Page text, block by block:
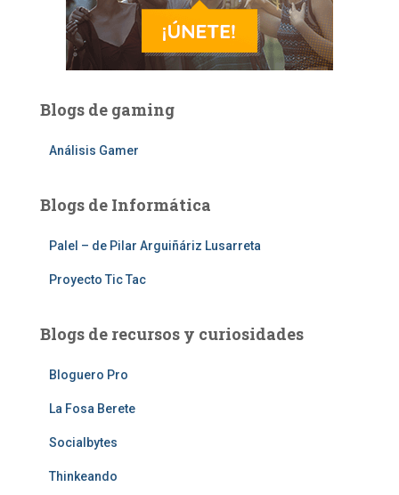
Blogs de gaming
Análisis Gamer
Blogs de Informática
Palel – de Pilar Arguiñáriz Lusarreta
Proyecto Tic Tac
Blogs de recursos y curiosidades
Bloguero Pro
La Fosa Berete
Socialbytes
Thinkeando